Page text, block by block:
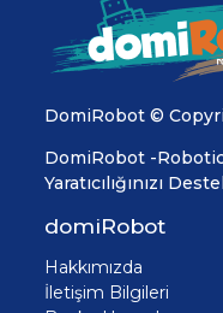
DomiRobot ©
DomiRobot -Robotic
Yaratıcılığınızı
domiRobot
Hakkımızda
İletişim Bilgileri